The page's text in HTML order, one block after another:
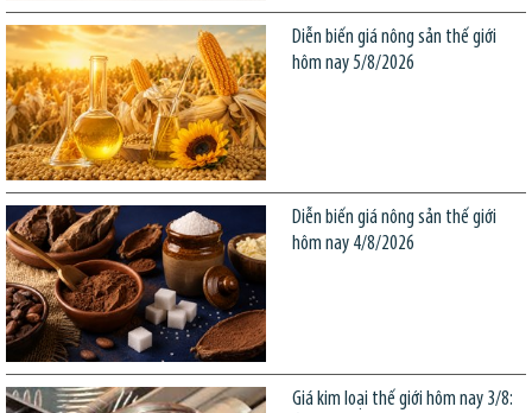
Diễn biến giá nông sản thế giới
hôm nay 5/8/2026
Diễn biến giá nông sản thế giới
hôm nay 4/8/2026
Giá kim loại thế giới hôm nay 3/8: